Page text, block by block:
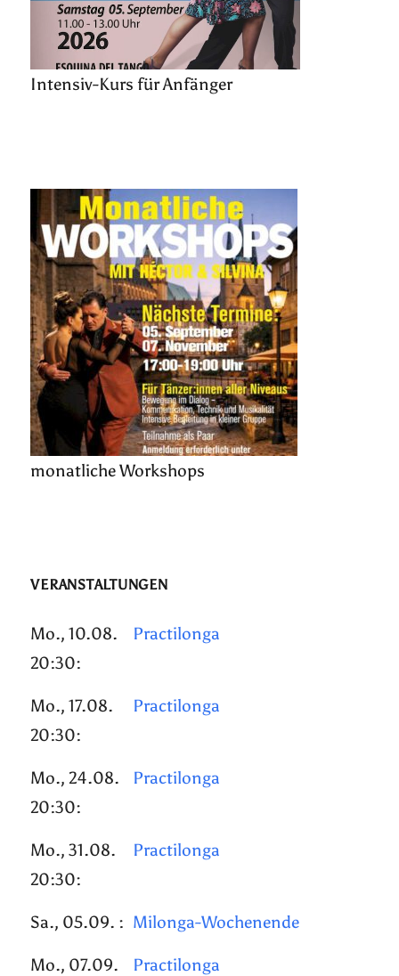
Intensiv-Kurs für Anfänger
monatliche Workshops
VERANSTALTUNGEN
Mo., 10.08.
20:30:
Practilonga
Mo., 17.08.
20:30:
Practilonga
Mo., 24.08.
20:30:
Practilonga
Mo., 31.08.
20:30:
Practilonga
Sa., 05.09. : Milonga-Wochenende
Mo., 07.09.
Practilonga